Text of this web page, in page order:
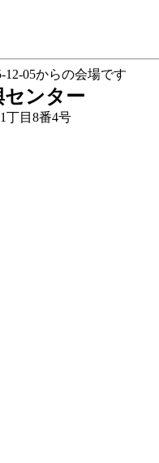
12-05からの会場です
センター
丁目8番4号